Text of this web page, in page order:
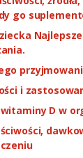
go
i
D w